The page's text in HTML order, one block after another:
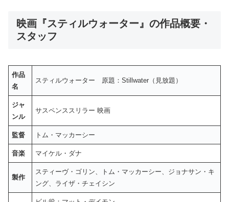
映画『スティルウォーター』の作品概要・
スタッフ
作品
名
スティルウォーター 原題：Stillwater（見放題）
ジャ
ンル
サスペンススリラー 映画
監督 トム・マッカーシー
音楽 マイケル・ダナ
製作
スティーヴ・ゴリン、トム・マッカーシー、ジョナサン・キ
ング、ライザ・チェイシン